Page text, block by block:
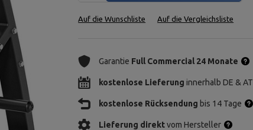
Auf die Wunschliste Auf die Vergleichsliste
Garantie Full Commercial 24 Monate
kostenlose Lieferung innerhalb DE & AT
kostenlose Rücksendung bis 14 Tage
Lieferung direktvom Hersteller